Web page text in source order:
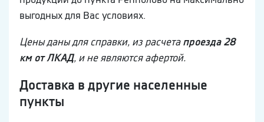
выгодных для Вас условиях.
Цены даны для справки, из расчетапроезда 28
км от ЛКАД, и не являются афертой.
Доставка в другие населенные
пункты